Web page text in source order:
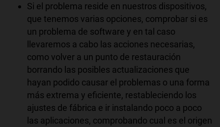
Si el problema reside en nuestros dispositivos,
que tenemos varias opciones, comprobar si es
un problema de software y en tal caso
llevaremos a cabo las acciones necesarias,
como volver a un punto de restauración
borrando las posibles actualizaciones que
hayan podido causar el problemas o una forma
más extrema y eficiente, restableciendo los
ajustes de fábrica e ir instalando poco a poco
las aplicaciones, comprobando cual es el origen